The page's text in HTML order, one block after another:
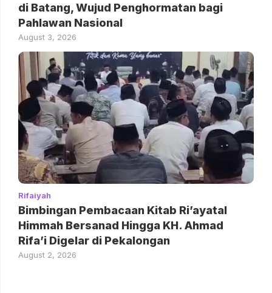
di Batang, Wujud Penghormatan bagi
Pahlawan Nasional
August 3, 2026
Rifaiyah
Bimbingan Pembacaan Kitab Ri’ayatal
Himmah Bersanad Hingga KH. Ahmad
Rifa’i Digelar di Pekalongan
August 2, 2026